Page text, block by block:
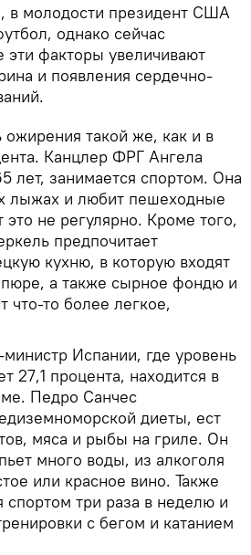
в молодости президент США
однако сейчас
эти факторы увеличивают
и появления сердечно-
ожирения такой же, как и в
Канцлер ФРГ Ангела
лет, занимается спортом. Она
лыжах и любит пешеходные
это не регулярно. Кроме того,
предпочитает
кухню, в которую входят
пюре, а также сырное фондю и
что-то более легкое,
Испании, где уровень
27,1 процента, находится в
Педро Санчес
диеты, ест
мяса и рыбы на гриле. Он
много воды, из алкоголя
или красное вино. Также
спортом три раза в неделю и
с бегом и катанием